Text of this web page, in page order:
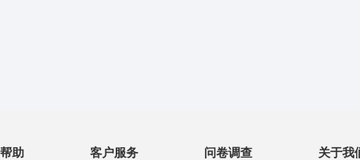
帮助 客户服务 问卷调查 关于我